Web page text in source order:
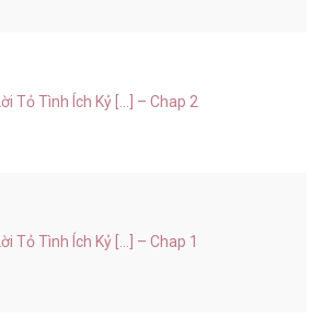
Lời Tỏ Tình Ích Kỷ [...] – Chap 2
Lời Tỏ Tình Ích Kỷ [...] – Chap 1